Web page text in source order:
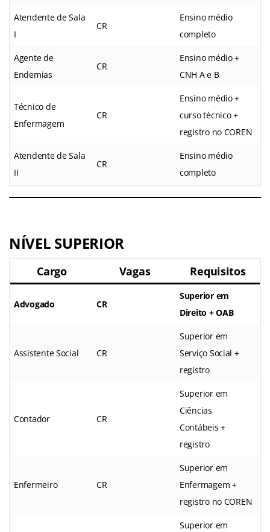
Atendente de Sala
I
CR
Ensino médio
completo
Agente de
Endemias
CR
Ensino médio +
CNH A e B
Técnico de
Enfermagem
CR
Ensino médio +
curso técnico +
registro no COREN
Atendente de Sala
II
CR
Ensino médio
completo
NÍVEL SUPERIOR
Cargo Vagas Requisitos
Advogado CR
Superior em
Direito + OAB
Assistente Social CR
Superior em
Serviço Social +
registro
Contador CR
Superior em
Ciências
Contábeis +
registro
Enfermeiro CR
Superior em
Enfermagem +
registro no COREN
Superior em